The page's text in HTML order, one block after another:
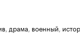
, драма, военный,